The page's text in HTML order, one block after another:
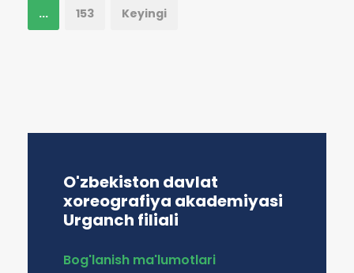
... 153 Keyingi
O'zbekiston davlat
xoreografiya akademiyasi
Urganch filiali
Bog'lanish ma'lumotlari